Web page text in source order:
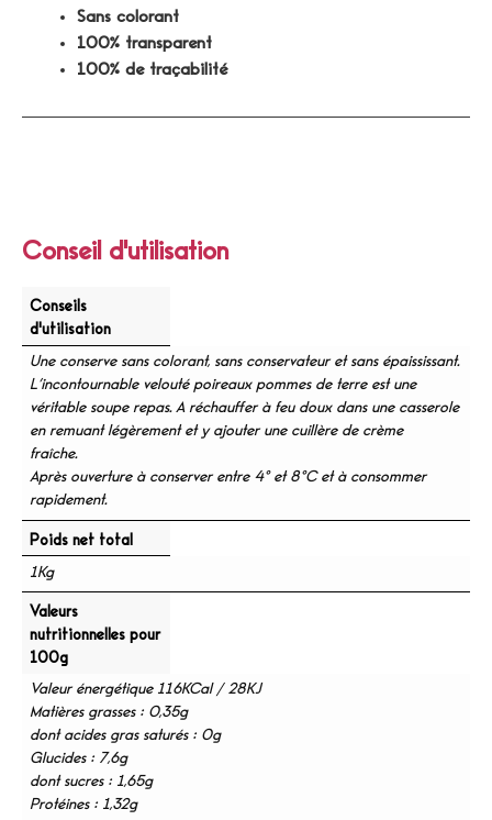
Conseil d'utilisation
Conseils
d'utilisation
Une conserve sans colorant, sans conservateur et sans épaississant.
L’incontournable velouté poireaux pommes de terre est une
véritable soupe repas. A réchauffer à feu doux dans une casserole
en remuant légèrement et y ajouter une cuillère de crème
fraîche.
Après ouverture à conserver entre 4° et 8°C et à consommer
rapidement.
Poids net total
1Kg
Valeurs
nutritionnelles pour
100g
Valeur énergétique 116KCal / 28KJ
Matières grasses : 0,35g
dont acides gras saturés : 0g
Glucides : 7,6g
dont sucres : 1,65g
Protéines : 1,32g
Sans colorant
100% transparent
100% de traçabilité